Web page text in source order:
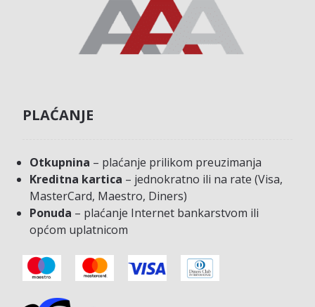
PLAĆANJE
Otkupnina – plaćanje prilikom preuzimanja
Kreditna kartica – jednokratno ili na rate (Visa,
MasterCard, Maestro, Diners)
Ponuda – plaćanje Internet bankarstvom ili
općom uplatnicom